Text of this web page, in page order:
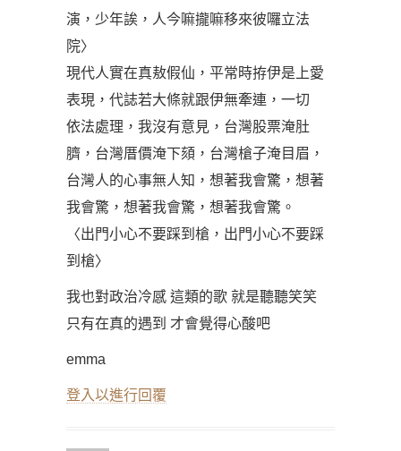
演，少年誒，人今嘛攏嘛移來彼囉立法
院〉
現代人實在真敖假仙，平常時拵伊是上愛
表現，代誌若大條就跟伊無牽連，一切
依法處理，我沒有意見，台灣股票淹肚
臍，台灣厝價淹下頦，台灣槍子淹目眉，
台灣人的心事無人知，想著我會驚，想著
我會驚，想著我會驚，想著我會驚。
〈出門小心不要踩到槍，出門小心不要踩
到槍〉
我也對政治冷感 這類的歌 就是聽聽笑笑
只有在真的遇到 才會覺得心酸吧
emma
登入以進行回覆